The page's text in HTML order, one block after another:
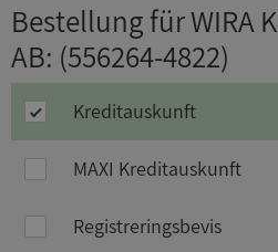
Bestellung für WIRA K
AB: (556264-4822)
Kreditauskunft
MAXI Kreditauskunft
Registreringsbevis